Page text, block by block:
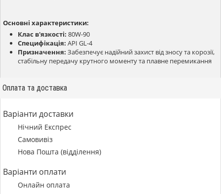
Основні характеристики:
Клас в'язкості: 80W-90
Специфікація: API GL-4
Призначення: Забезпечує надійний захист від зносу та корозії,
стабільну передачу крутного моменту та плавне перемикання
Оплата та доставка
Варіанти доставки
Нічний Експрес
Самовивіз
Нова Пошта (відділення)
Варіанти оплати
Онлайн оплата